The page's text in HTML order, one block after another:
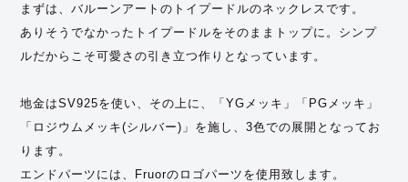
まずは、バルーンアートのトイプードルのネックレスです。
ありそうでなかったトイプードルをそのままトップに。シンプ
ルだからこそ可愛さの引き立つ作りとなっています。
地金はSV925を使い、その上に、「YGメッキ」「PGメッキ」
「ロジウムメッキ(シルバー)」を施し、3色での展開となってお
ります。
エンドパーツには、Fruorのロゴパーツを使用致します。